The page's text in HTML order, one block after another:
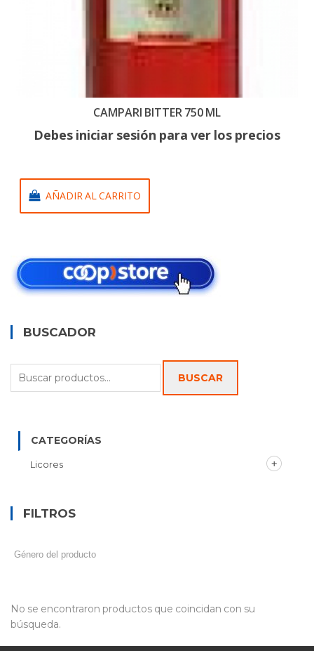
CAMPARI BITTER 750 ML
Debes iniciar sesión para ver los precios
AÑADIR AL CARRITO
No se encontraron productos que coincidan con su
búsqueda.
BUSCADOR
Buscar
por:
BUSCAR
CATEGORÍAS
Licores
FILTROS